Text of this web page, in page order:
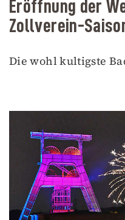
Eröffnung der
Zollverein-
Die wohl kultigste